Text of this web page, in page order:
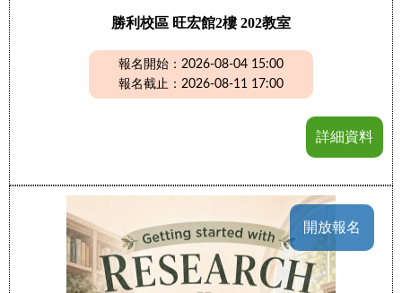
勝利校區 旺宏館2樓 202教室
報名開始：2026-08-04 15:00
報名截止：2026-08-11 17:00
詳細資料
開放報名